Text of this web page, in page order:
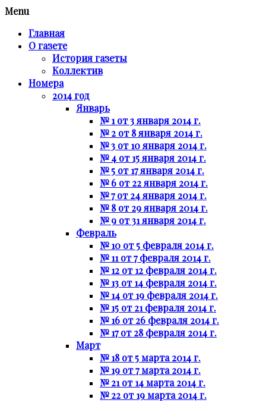
Menu
Главная
О газете
История газеты
Коллектив
Номера
2014 год
Январь
№ 1 от 3 января 2014 г.
№ 2 от 8 января 2014 г.
№ 3 от 10 января 2014 г.
№ 4 от 15 января 2014 г.
№ 5 от 17 января 2014 г.
№ 6 от 22 января 2014 г.
№ 7 от 24 января 2014 г.
№ 8 от 29 января 2014 г.
№ 9 от 31 января 2014 г.
Февраль
№ 10 от 5 февраля 2014 г.
№ 11 от 7 февраля 2014 г.
№ 12 от 12 февраля 2014 г.
№ 13 от 14 февраля 2014 г.
№ 14 от 19 февраля 2014 г.
№ 15 от 21 февраля 2014 г.
№ 16 от 26 февраля 2014 г.
№ 17 от 28 февраля 2014 г.
Март
№ 18 от 5 марта 2014 г.
№ 19 от 7 марта 2014 г.
№ 21 от 14 марта 2014 г.
№ 22 от 19 марта 2014 г.